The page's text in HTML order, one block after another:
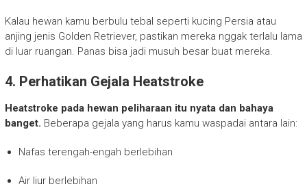
Kalau hewan kamu berbulu tebal seperti kucing Persia atau
anjing jenis Golden Retriever, pastikan mereka nggak terlalu lama
di luar ruangan. Panas bisa jadi musuh besar buat mereka.
4. Perhatikan Gejala Heatstroke
Heatstroke pada hewan peliharaan itu nyata dan bahaya
banget. Beberapa gejala yang harus kamu waspadai antara lain:
Nafas terengah-engah berlebihan
Air liur berlebihan